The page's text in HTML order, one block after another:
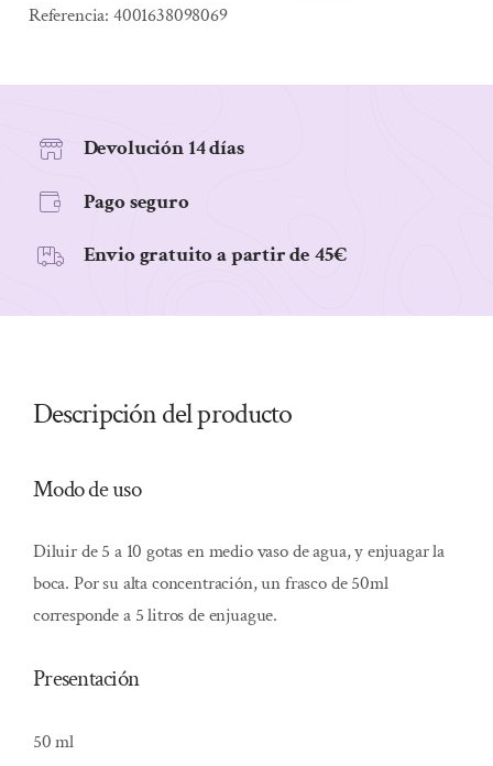
DE
Referencia: 4001638098069
Devolución 14 días
Pago seguro
Envio gratuito a partir de 45€
Descripción del producto
Modo de uso
Diluir de 5 a 10 gotas en medio vaso de agua, y enjuagar la
boca. Por su alta concentración, un frasco de 50ml
corresponde a 5 litros de enjuague.
Presentación
50 ml